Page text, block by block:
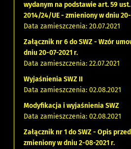
wydanym na podstawie art. 59
2014/24/UE - zmieniony w dniu 20-
Data zamieszczenia: 20.07.2021
Załącznik nr 6 do SWZ - Wzór
dniu 20-07-2021 r.
Data zamieszczenia: 22.07.2021
Wyjaśnienia SWZ II
Data zamieszczenia: 02.08.2021
Modyfikacja i wyjaśnienia SWZ
Data zamieszczenia: 02.08.2021
Załącznik nr 1 do SWZ - Opis
zmieniony w dniu 2-08-2021 r.